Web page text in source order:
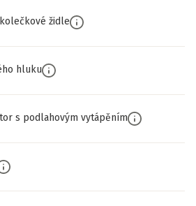
židle
hluku
s podlahovým vytápěním